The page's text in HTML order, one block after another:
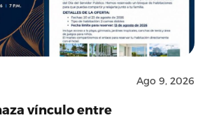
Ago 9, 2026
vínculo entre